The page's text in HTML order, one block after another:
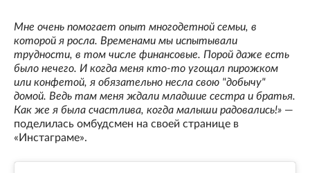
Мне очень помогает опыт многодетной семьи, в
которой я росла. Временами мы испытывали
трудности, в том числе финансовые. Порой даже есть
было нечего. И когда меня кто-то угощал пирожком
или конфетой, я обязательно несла свою "добычу"
домой. Ведь там меня ждали младшие сестра и братья.
Как же я была счастлива, когда малыши радовались!» —
поделилась омбудсмен на своей странице в
«Инстаграме».